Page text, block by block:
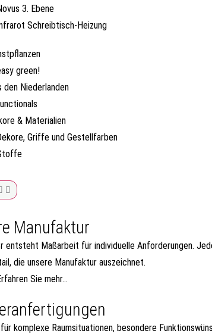
3. Ebene
Schreibtisch-Heizung
green!
den Niederlanden
& Materialien
Griffe und Gestellfarben
Manufaktur
entsteht Maßarbeit für individuelle Anforderungen.
die unsere Manufaktur auszeichnet.
Sie mehr...
komplexe Raumsituationen, besondere